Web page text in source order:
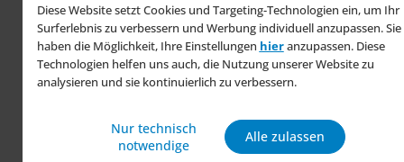
Diese Website setzt Cookies und Targeting-Technologien ein, um Ihr
Surferlebnis zu verbessern und Werbung individuell anzupassen. Sie
haben die Möglichkeit, Ihre Einstellungen hieranzupassen. Diese
Technologien helfen uns auch, die Nutzung unserer Website zu
analysieren und sie kontinuierlich zu verbessern.
Nur technisch
notwendige
Alle zulassen
Etappe 8 – Einzigartige Höhenwanderung
auf dem „Pinzgauer Spaziergang“
Die achte Tagesetappe führt von der
Bürglhütte am berühmten „Pinzgauer
Spaziergang“ in Richtung Osten: Rund